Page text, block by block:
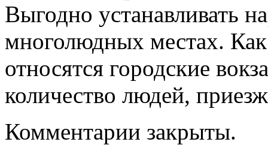
Выгодно устанавливать
многолюдных местах.
относятся городские
количество людей,
Комментарии закрыты.